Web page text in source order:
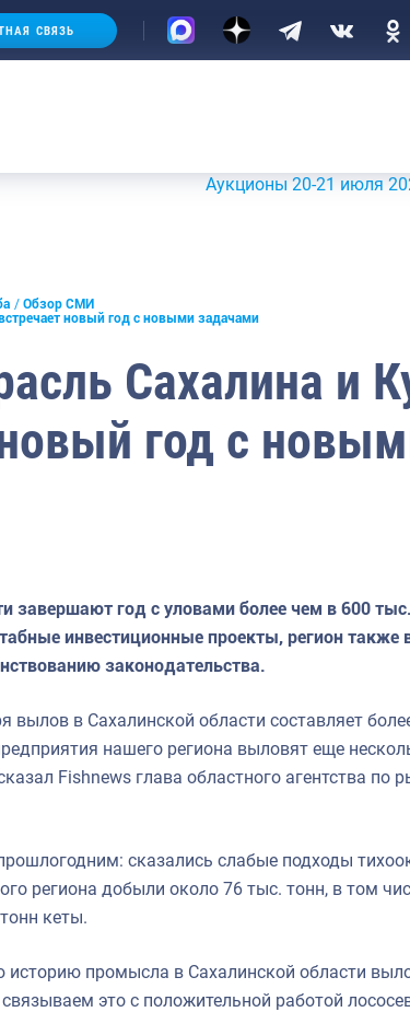
СВЯЗЬ
Аукционы 20-21 июля 2026 г.
Обзор СМИ
новый год с новыми задачами
Сахалина и
год с
завершают год с уловами более чем в 600
инвестиционные проекты, регион также
законодательства.
вылов в Сахалинской области составляет
нашего региона выловят еще
Fishnews глава областного агентства по
сказались слабые подходы
региона добыли около 76 тыс. тонн, в том
кеты.
историю промысла в Сахалинской области
это с положительной работой